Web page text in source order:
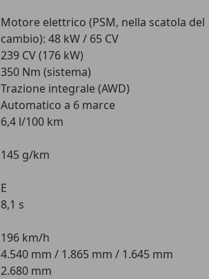
Motore elettrico (PSM, nella scatola del
cambio): 48 kW / 65 CV
239 CV (176 kW)
350 Nm (sistema)
Trazione integrale (AWD)
Automatico a 6 marce
6,4 l/100 km
145 g/km
E
8,1 s
196 km/h
4.540 mm / 1.865 mm / 1.645 mm
2.680 mm